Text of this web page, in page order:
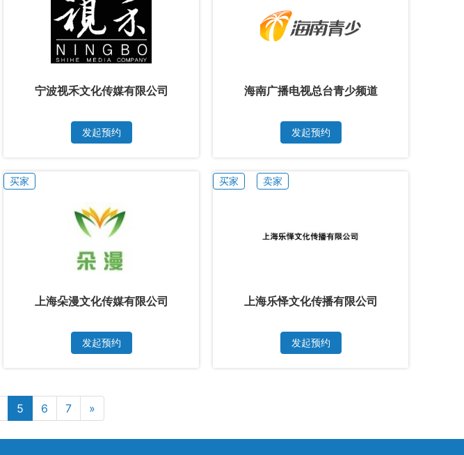
宁波视禾文化传媒有限公司
发起预约
海南广播电视总台青少频道
发起预约
买家
上海朵漫文化传媒有限公司
发起预约
买家 卖家
上海乐怿文化传播有限公司
发起预约
5 6 7 »